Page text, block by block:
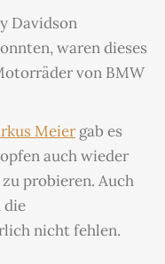
Davidson
waren dieses
von BMW
Meiergab es
auch wieder
probieren. Auch
die
nicht fehlen.